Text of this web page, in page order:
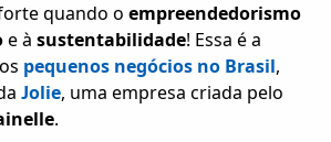
quando o empreendedorismo
e à sustentabilidade! Essa é a
pequenos negócios no Brasil,
Jolie, uma empresa criada pelo
.